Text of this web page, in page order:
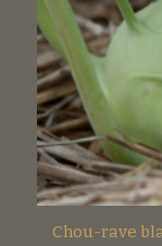
Chou-rave